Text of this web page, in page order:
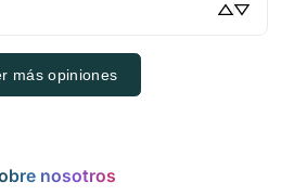
más opiniones
nosotros